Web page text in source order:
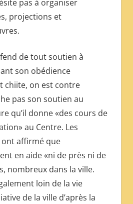
pas à organiser
projections et
de tout soutien à
son obédience
chiite, on est contre
pas son soutien au
qu’il donne «des cours de
au Centre. Les
ont affirmé que
en aide «ni de près ni de
nombreux dans la ville.
loin de la vie
de la ville d’après la